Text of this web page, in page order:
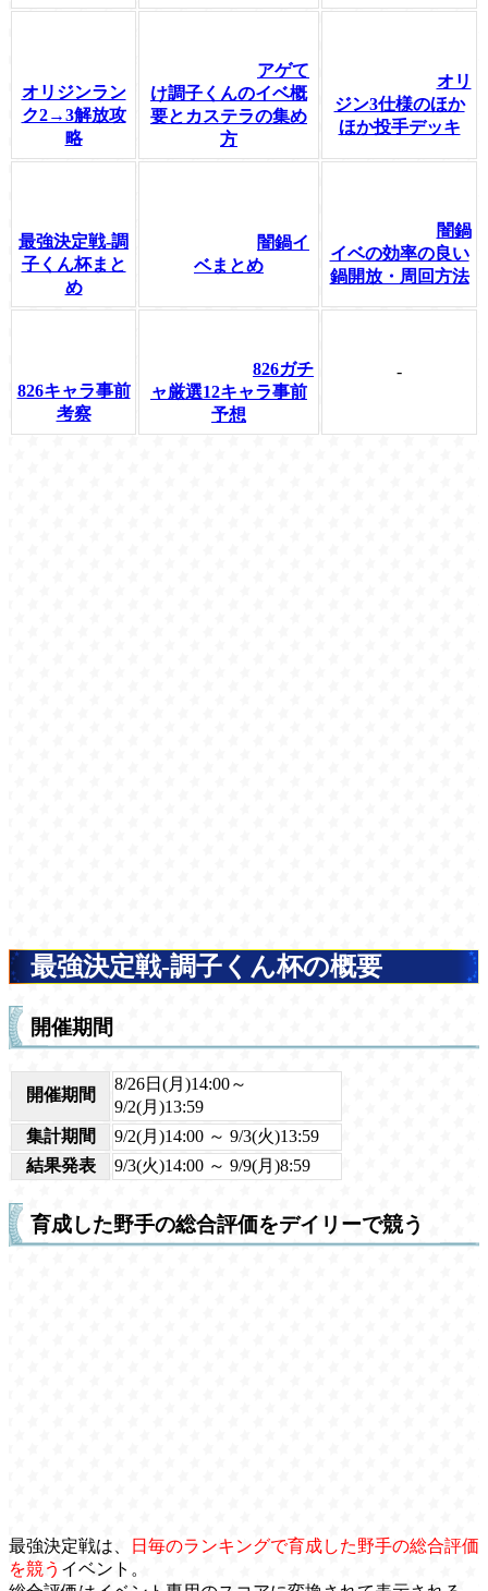
オリジンラン
ク2→3解放攻
略
アゲて
け調子くんのイベ概
要とカステラの集め
方
オリ
ジン3仕様のほか
ほか投手デッキ
最強決定戦-調
子くん杯まと
め
闇鍋イ
ベまとめ
闇鍋
イベの効率の良い
鍋開放・周回方法
826キャラ事前
考察
826ガチ
ャ厳選12キャラ事前
予想
-
最強決定戦-調子くん杯の概要
開催期間
開催期間
8/26日(月)14:00～
9/2(月)13:59
集計期間
9/2(月)14:00 ～ 9/3(火)13:59
結果発表
9/3(火)14:00 ～ 9/9(月)8:59
育成した野手の総合評価をデイリーで競う
最強決定戦は、
日毎のランキングで育成した野手の総合評価
を競う イベント。